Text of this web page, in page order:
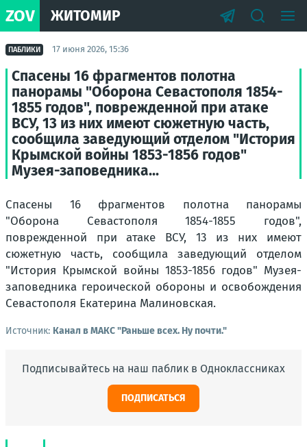
ZOV ЖИТОМИР
ПАБЛИКИ 17 июня 2026, 15:36
Спасены 16 фрагментов полотна
панорамы "Оборона Севастополя 1854-
1855 годов", поврежденной при атаке
ВСУ, 13 из них имеют сюжетную часть,
сообщила заведующий отделом "История
Крымской войны 1853-1856 годов"
Музея-заповедника...
Спасены 16 фрагментов полотна панорамы
"Оборона Севастополя 1854-1855 годов",
поврежденной при атаке ВСУ, 13 из них имеют
сюжетную часть, сообщила заведующий отделом
"История Крымской войны 1853-1856 годов" Музея-
заповедника героической обороны и освобождения
Севастополя Екатерина Малиновская.
Источник: Канал в МАКС "Раньше всех. Ну почти."
Подписывайтесь на наш паблик в Одноклассниках
ПОДПИСАТЬСЯ